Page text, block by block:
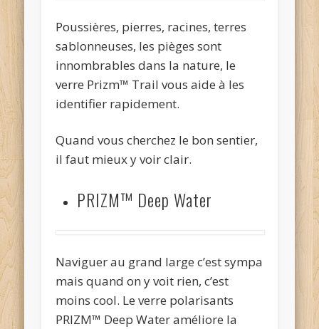
Poussières, pierres, racines, terres
sablonneuses, les pièges sont
innombrables dans la nature, le
verre Prizm™ Trail vous aide à les
identifier rapidement.
Quand vous cherchez le bon sentier,
il faut mieux y voir clair.
PRIZM™ Deep Water
Naviguer au grand large c’est sympa
mais quand on y voit rien, c’est
moins cool. Le verre polarisants
PRIZM™ Deep Water améliore la